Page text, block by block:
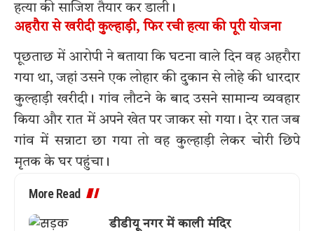
हत्या की साजिश तैयार कर डाली।
अहरौरा से खरीदी कुल्हाड़ी, फिर रची हत्या की पूरी योजना
पूछताछ में आरोपी ने बताया कि घटना वाले दिन वह अहरौरा
गया था, जहां उसने एक लोहार की दुकान से लोहे की धारदार
कुल्हाड़ी खरीदी। गांव लौटने के बाद उसने सामान्य व्यवहार
किया और रात में अपने खेत पर जाकर सो गया। देर रात जब
गांव में सन्नाटा छा गया तो वह कुल्हाड़ी लेकर चोरी छिपे
मृतक के घर पहुंचा।
More Read
डीडीयू नगर में काली मंदिर